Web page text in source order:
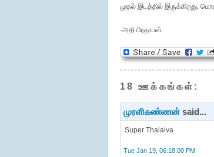
முதல் இடத்தில் இருக்கிறது.
-அதி பிரதாபன்.
18 ஊக்கங்கள்:
முரளிகண்ணன்said...
Super Thalaiva
Tue Jan 19, 06:18:00 PM